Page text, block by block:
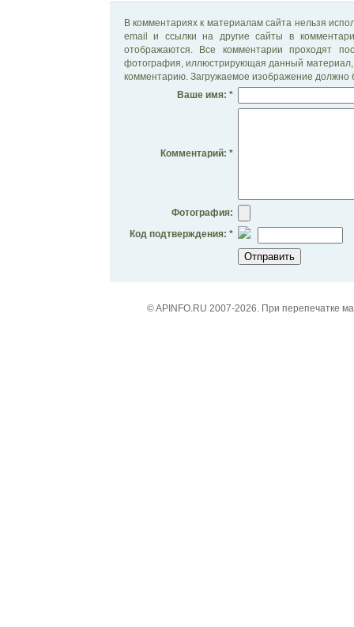
В комментариях к материалам сайта нельзя
email и ссылки на другие сайты в
отображаются. Все комментарии проходят
фотография, иллюстрирующая данный материал,
комментарию. Загружаемое изображение должно
Ваше имя: *
Комментарий: *
Фотография:
Код подтверждения: *
© APINFO.RU 2007-2026. При перепечатке